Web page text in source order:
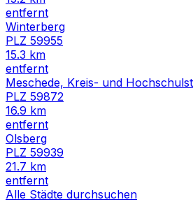
entfernt
Winterberg
PLZ 59955
15.3 km
entfernt
Meschede, Kreis- und
PLZ 59872
16.9 km
entfernt
Olsberg
PLZ 59939
21.7 km
entfernt
Alle Städte durchsuchen